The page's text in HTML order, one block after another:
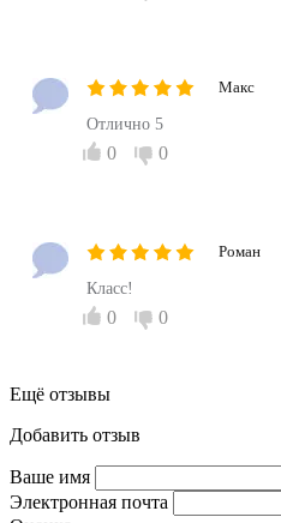
Maкс
Отлично 5
0 0
Роман
Класс!
0 0
Ещё отзывы
Добавить отзыв
Ваше имя
Электронная почта